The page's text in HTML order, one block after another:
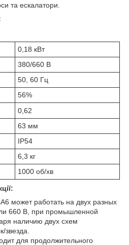
та ескалатори.
0,18 кВт
380/660 В
50, 60 Гц
56%
0,62
63 мм
IP54
6,3 кг
1000 об/хв
может работать на двух разных
660 В, при промышленной
наличию двух схем
звезда.
для продолжительного